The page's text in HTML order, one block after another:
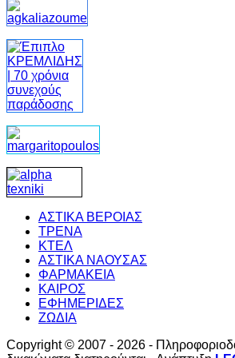
ΑΣΤΙΚΑ ΒΕΡΟΙΑΣ
ΤΡΕΝΑ
ΚΤΕΛ
ΑΣΤΙΚΑ ΝΑΟΥΣΑΣ
ΦΑΡΜΑΚΕΙΑ
ΚΑΙΡΟΣ
ΕΦΗΜΕΡΙΔΕΣ
ΖΩΔΙΑ
Copyright © 2007 - 2026 -